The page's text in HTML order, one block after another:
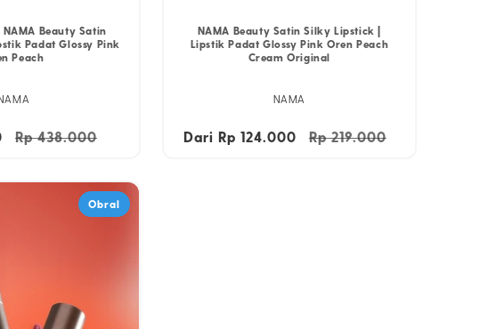
NAMA Beauty Satin
Padat Glossy Pink
Peach
Harga
Rp 438.000
NAMA Beauty Satin Silky Lipstick |
Lipstik Padat Glossy Pink Oren Peach
Cream Original
NAMA
Dari Rp 124.000
Harga
Rp 219.000
Obral